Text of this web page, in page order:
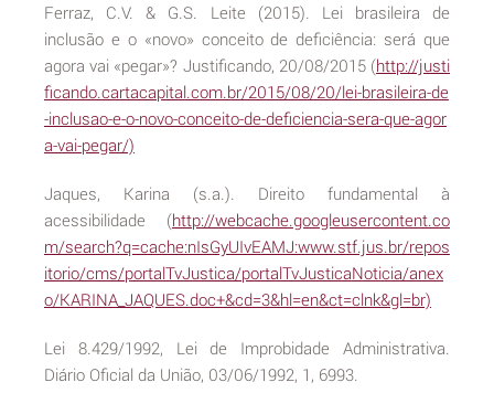
Ferraz, C.V. & G.S. Leite (2015). Lei brasileira de
inclusão e o «novo» conceito de deficiência: será que
agora vai «pegar»? Justificando, 20/08/2015 (http://justi
ficando.cartacapital.com.br/2015/08/20/lei-brasileira-de
-inclusao-e-o-novo-conceito-de-deficiencia-sera-que-agor
a-vai-pegar/)
Jaques, Karina (s.a.). Direito fundamental à
acessibilidade (http://webcache.googleusercontent.co
m/search?q=cache:nIsGyUIvEAMJ:www.stf.jus.br/repos
itorio/cms/portalTvJustica/portalTvJusticaNoticia/anex
o/KARINA_JAQUES.doc+&cd=3&hl=en&ct=clnk&gl=br)
Lei 8.429/1992, Lei de Improbidade Administrativa.
Diário Oficial da União, 03/06/1992, 1, 6993.